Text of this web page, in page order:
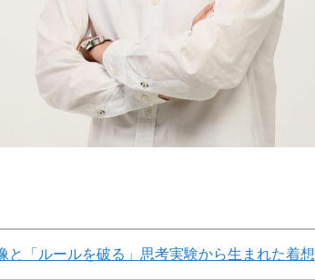
と「ルールを破る」思考実験から生まれた着想